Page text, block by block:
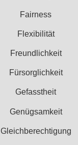
Fairness
Flexibilität
Freundlichkeit
Fürsorglichkeit
Gefasstheit
Genügsamkeit
Gleichberechtigung